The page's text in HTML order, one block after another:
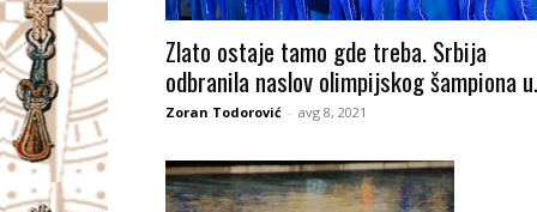
I
V
Č
Zlato ostaje tamo gde treba. Srbija
odbranila naslov olimpijskog šampiona
Zoran Todorović - avg 8, 2021